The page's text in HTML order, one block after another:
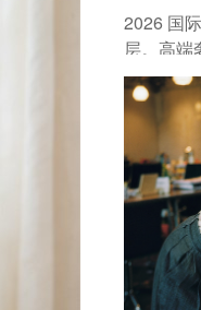
2026 国
层。高端